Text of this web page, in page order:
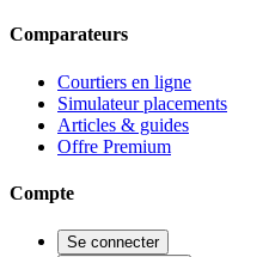
Comparateurs
Courtiers en ligne
Simulateur placements
Articles & guides
Offre Premium
Compte
Se connecter